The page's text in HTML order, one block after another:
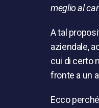
meglio al
A tal
aziendale,
cui di certo
fronte a un
Ecco